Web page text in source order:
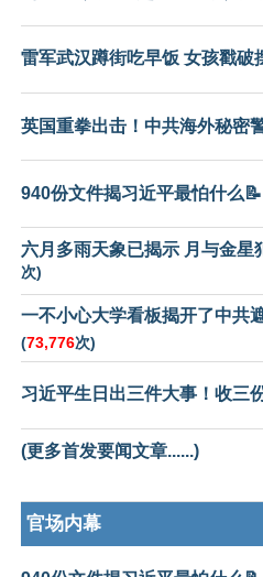
雷军武汉蹲街吃早饭 女孩戳破
英国重拳出击！中共海外秘密
940份文件揭习近平最怕什么📝
六月多雨天象已揭示 月与金星
次)
一不小心大学看板揭开了中共
(73,776次)
习近平生日出三件大事！收三
(更多首发要闻文章......)
官场内幕